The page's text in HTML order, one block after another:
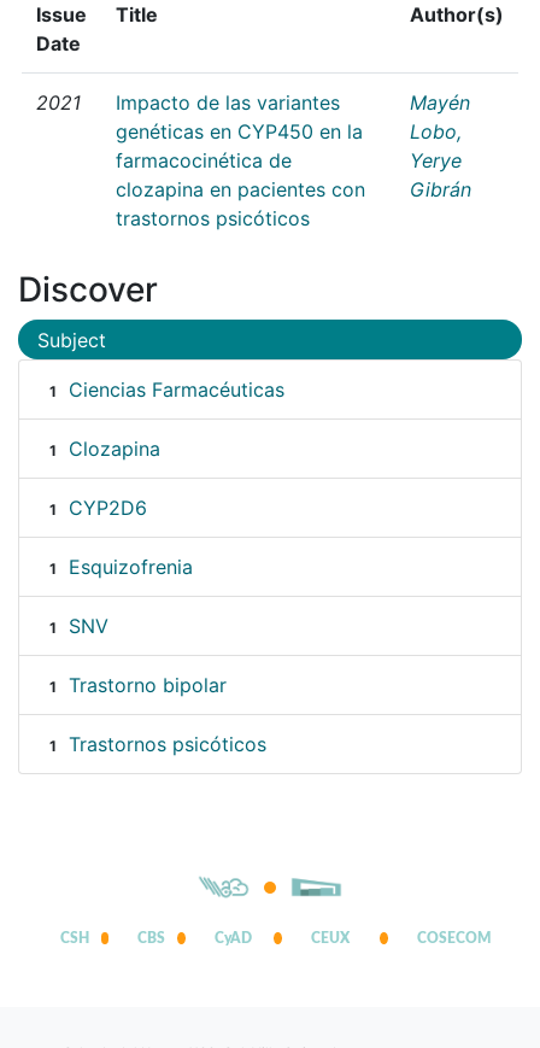
Issue
Date
Title Author(s)
2021
Impacto de las variantes
genéticas en CYP450 en la
farmacocinética de
clozapina en pacientes con
trastornos psicóticos
Mayén
Lobo,
Yerye
Gibrán
Discover
Subject
1 Ciencias Farmacéuticas
1 Clozapina
1 CYP2D6
1 Esquizofrenia
1 SNV
1 Trastorno bipolar
1 Trastornos psicóticos
CSH CBS CyAD CEUX COSECOM